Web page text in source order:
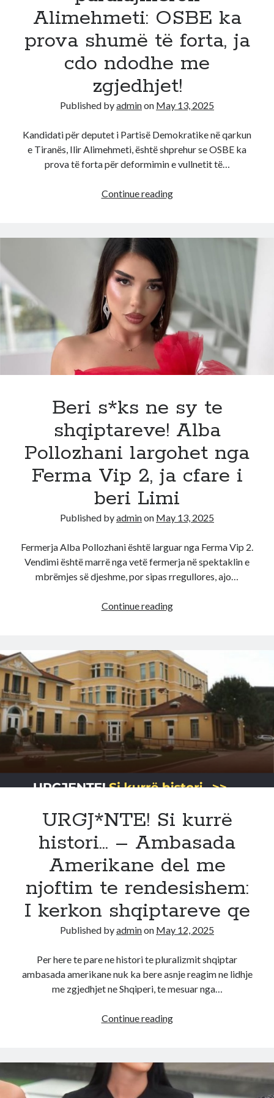
ne
Tirane
Alimehmeti: OSBE ka
prova shumë të forta, ja
cdo ndodhe me
zgjedhjet!
Published byadminon May 13, 2025
Kandidati për deputet i Partisë Demokratike në qarkun
e Tiranës, Ilir Alimehmeti, është shprehur se OSBE ka
prova të forta për deformimin e vullnetit të…
Continue readingDo
paralajmëron
Alimehmeti:
OSBE
ka
prova
shumë
të
forta,
zgjedhjet!
Beri s*ks ne sy te
shqiptareve! Alba
Pollozhani largohet nga
Ferma Vip 2, ja cfare i
beri Limi
Published byadminon May 13, 2025
Fermerja Alba Pollozhani është larguar nga Ferma Vip 2.
Vendimi është marrë nga vetë fermerja në spektaklin e
mbrëmjes së djeshme, por sipas rregullores, ajo…
Continue readingBeri
sy
te
shqiptareve!
Alba
Pollozhani
largohet
nga
Ferma
2,
cfare
i
beri
URGJ*NTE! Si kurrë
histori… – Ambasada
Amerikane del me
njoftim te rendesishem:
I kerkon shqiptareve qe
Published byadminon May 12, 2025
Per here te pare ne histori te pluralizmit shqiptar
ambasada amerikane nuk ka bere asnje reagim ne lidhje
me zgjedhjet ne Shqiperi, te mesuar nga…
Continue readingURGJ*NTE!
histori…
–
Ambasada